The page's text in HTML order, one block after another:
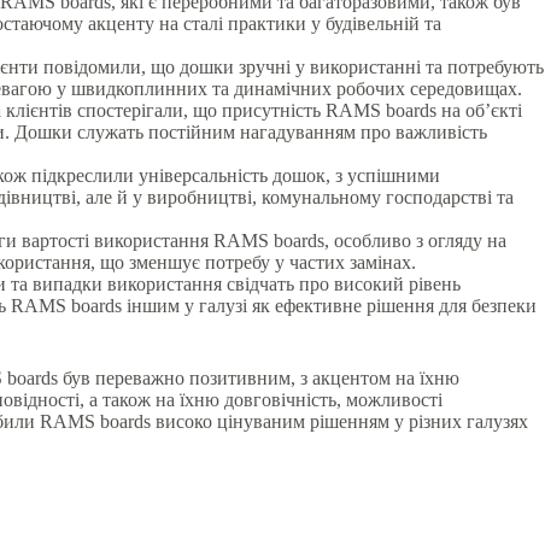
акценту на сталі практики у будівельній та
повідомили, що дошки зручні у використанні та потребують
у швидкоплинних та динамічних робочих середовищах.
клієнтів спостерігали, що присутність RAMS boards на об’єкті
Дошки служать постійним нагадуванням про важливість
підкреслили універсальність дошок, з успішними
але й у виробництві, комунальному господарстві та
вартості використання RAMS boards, особливо з огляду на
що зменшує потребу у частих замінах.
та випадки використання свідчать про високий рівень
RAMS boards іншим у галузі як ефективне рішення для безпеки
був переважно позитивним, з акцентом на їхню
а також на їхню довговічність, можливості
RAMS boards високо цінуваним рішенням у різних галузях